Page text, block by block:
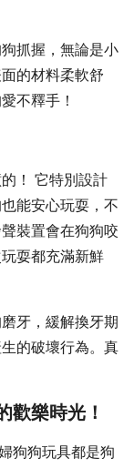
抓握，無論是小
的材料柔軟舒
不釋手！
！ 它特別設計
能安心玩耍，不
裝置會在狗狗咬
耍都充滿新鮮
牙，緩解換牙期
的破壞行為。真
歡樂時光！
狗狗玩具都是狗